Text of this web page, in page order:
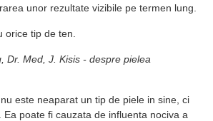
unor rezultate vizibile pe termen lung.
orice tip de ten.
Dr. Med, J. Kisis - despre pielea
este neaparat un tip de piele in sine, ci
poate fi cauzata de influenta nociva a